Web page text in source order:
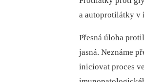
a autoprotilátky v
Přesná úloha
jasná. Neznáme
iniciovat proces